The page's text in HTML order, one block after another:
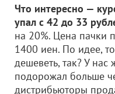
Что интересно —
упал с 42 до 33
на 20%. Цена пачки
1400 иен. По идее,
дешеветь, так? У
подорожал больше
дистрибьюторы